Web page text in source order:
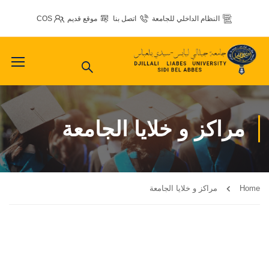
النظام الداخلي للجامعة اتصل بنا موقع قديم COS
مراكز و خلايا الجامعة
Home مراكز و خلايا الجامعة